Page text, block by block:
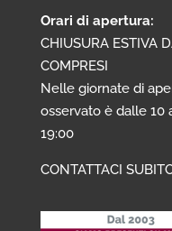
Orari di apertura:
CHIUSURA ESTIVA
COMPRESI
Nelle giornate di
osservato è dalle 10
19:00
CONTATTACI